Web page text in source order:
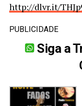
http://dlvr.it/
PUBLICIDADE
Siga a